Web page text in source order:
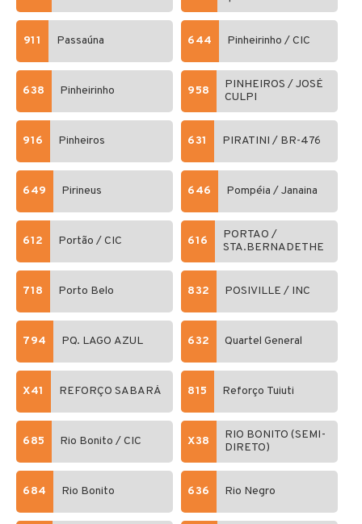
911 Passaúna 644 Pinheirinho / CIC
638 Pinheirinho 958
PINHEIROS / JOSÉ
CULPI
916 Pinheiros 631 PIRATINI / BR-476
649 Pirineus 646 Pompéia / Janaina
612 Portão / CIC 616
PORTAO /
STA.BERNADETHE
718 Porto Belo 832 POSIVILLE / INC
794 PQ. LAGO AZUL 632 Quartel General
X41 REFORÇO SABARÁ 815 Reforço Tuiuti
685 Rio Bonito / CIC X38
RIO BONITO (SEMI-
DIRETO)
684 Rio Bonito 636 Rio Negro